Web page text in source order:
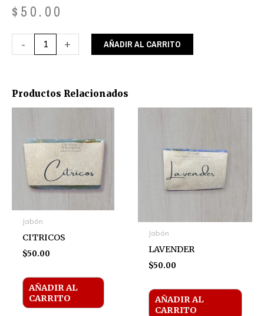
$ 50.00
-
CARBON
cantidad
+ AÑADIR AL CARRITO
Productos Relacionados
Jabón
CITRICOS
$50.00
AÑADIR AL
CARRITO
Jabón
LAVENDER
$50.00
AÑADIR AL
CARRITO